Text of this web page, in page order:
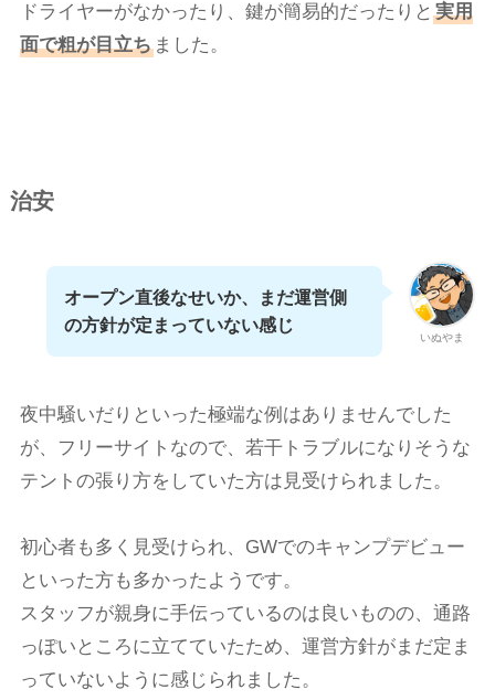
ドライヤーがなかったり、鍵が簡易的だったりと 実用
面で粗が目立ちました。
治安
いぬやま
オープン直後なせいか、まだ運営側
の方針が定まっていない感じ
夜中騒いだりといった極端な例はありませんでした
が、フリーサイトなので、若干トラブルになりそうな
テントの張り方をしていた方は見受けられました。
初心者も多く見受けられ、GWでのキャンプデビュー
といった方も多かったようです。
スタッフが親身に手伝っているのは良いものの、通路
っぽいところに立てていたため、運営方針がまだ定ま
っていないように感じられました。